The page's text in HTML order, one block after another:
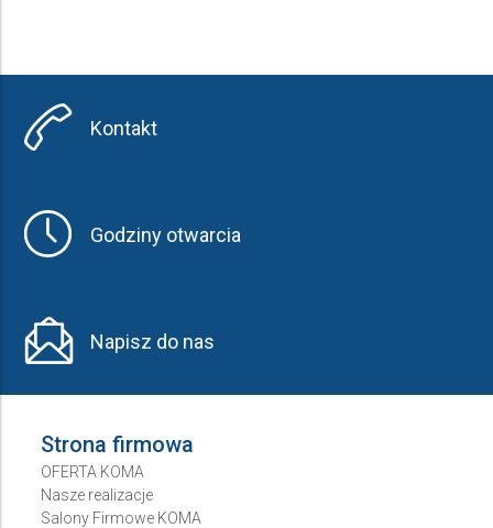
Kontakt
Godziny otwarcia
Napisz do nas
Strona firmowa
OFERTA KOMA
Nasze realizacje
Salony Firmowe KOMA